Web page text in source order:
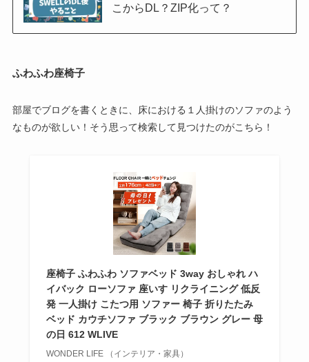
こからDL？ZIP化って？
ふわふわ座椅子
部屋でブログを書くときに、床における１人掛けのソファのよう
なものが欲しい！そう思って検索して見つけたのがこちら！
座椅子 ふわふわ ソファベッド 3way おしゃれ ハ
イバック ローソファ 座いす リクライニング 低反
発 一人掛け こたつ用 ソファー 椅子 折りたたみ
ベッド カウチソファ ブラック ブラウン グレー 母
の日 612 WLIVE
WONDER LIFE （インテリア・家具）